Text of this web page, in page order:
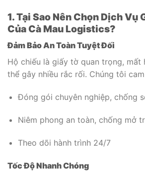
1. Tại Sao Nên Chọn Dịch Vụ
Của Cà Mau Logistics?
Đảm Bảo An Toàn Tuyệt Đối
Hộ chiếu là giấy tờ quan trọng, mất
thể gây nhiều rắc rối. Chúng tôi
Đóng gói chuyên nghiệp, chống
Niêm phong an toàn, chống mở
Theo dõi hành trình 24/7
Tốc Độ Nhanh Chóng